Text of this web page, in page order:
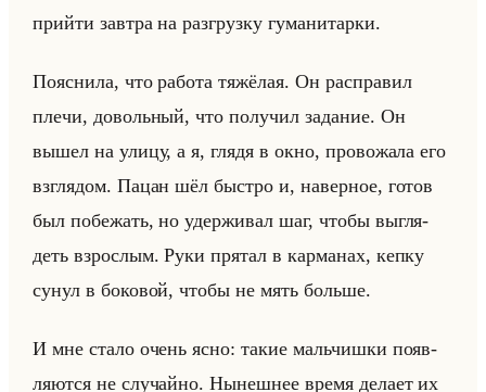
прийти зав­тра на раз­груз­ку гу­ма­ни­тар­ки.
По­яс­ни­ла, что ра­бо­та тя­жё­лая. Он рас­пра­вил
плечи, до­вольный, что по­лу­чил за­да­ние. Он
вышел на улицу, а я, глядя в окно, про­во­жа­ла его
взгля­дом. Пацан шёл быст­ро и, на­вер­ное, готов
был по­бе­жать, но удер­жи­вал шаг, чтобы вы­гля­
деть взрос­лым. Руки пря­тал в кар­ма­нах, кепку
сунул в бо­ко­вой, чтобы не мять больше.
И мне стало очень ясно: такие мальчиш­ки по­яв­
ля­ют­ся не слу­чайно. Ны­неш­нее время де­ла­ет их